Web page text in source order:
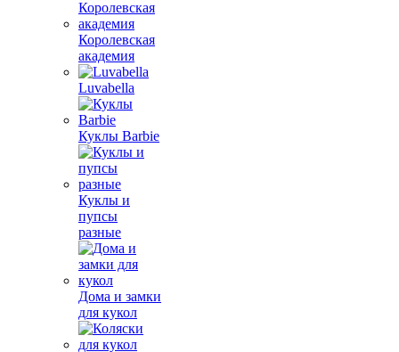
Королевская
академия
Luvabella
Куклы Barbie
Куклы и
пупсы
разные
Дома и замки
для кукол